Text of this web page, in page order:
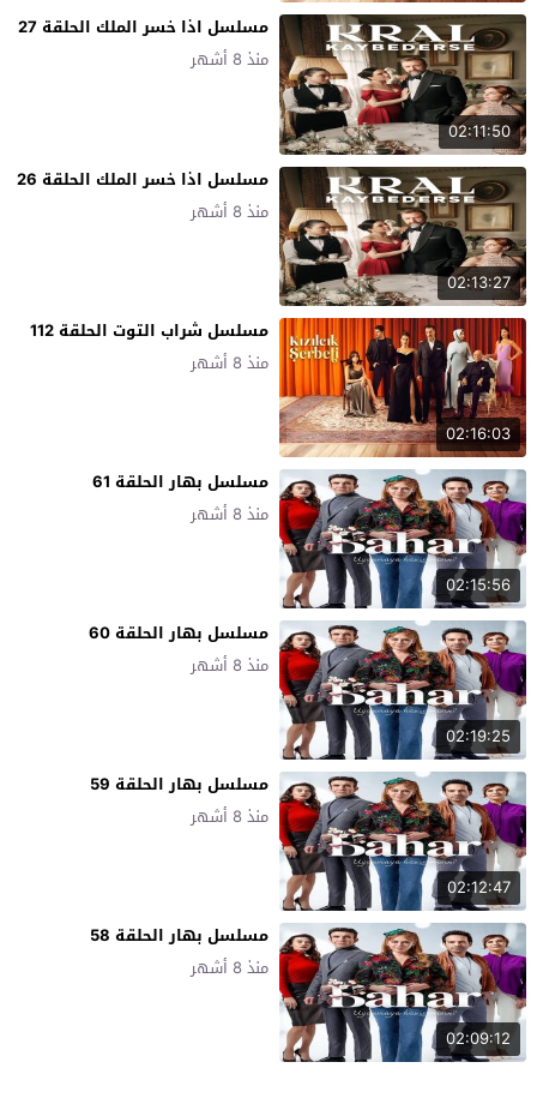
02:11:50
مسلسل اذا خسر الملك الحلقة 27
منذ 8 أشهر
02:13:27
مسلسل اذا خسر الملك الحلقة 26
منذ 8 أشهر
02:16:03
مسلسل شراب التوت الحلقة 112
منذ 8 أشهر
02:15:56
مسلسل بهار الحلقة 61
منذ 8 أشهر
02:19:25
مسلسل بهار الحلقة 60
منذ 8 أشهر
02:12:47
مسلسل بهار الحلقة 59
منذ 8 أشهر
02:09:12
مسلسل بهار الحلقة 58
منذ 8 أشهر